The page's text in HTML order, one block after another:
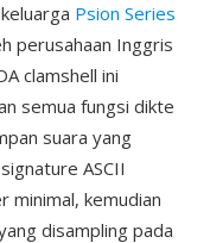
Psion Series
perusahaan Inggris
clamshell ini
semua fungsi dikte
suara yang
ASCII
minimal, kemudian
disampling pada